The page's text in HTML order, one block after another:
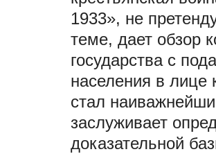
1933», не
теме, дает обзор
государства с
населения в лице
стал
заслуживает
доказательной